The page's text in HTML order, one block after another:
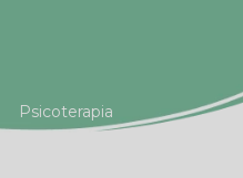
Psicoterapia